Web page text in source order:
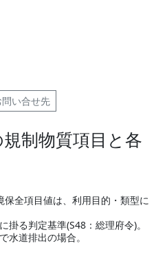
い合せ先
制物質項目と各
保全項目値は、利用目的・類型に
る判定基準(S48：総理府令)。
道排出の場合。